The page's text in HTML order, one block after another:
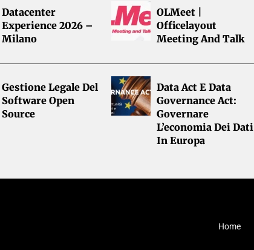
Datacenter
Experience 2026 –
Milano
OLMeet |
Officelayout
Meeting And Talk
Gestione Legale Del
Software Open
Source
Data Act E Data
Governance Act:
Governare
L’economia Dei Dati
In Europa
Home